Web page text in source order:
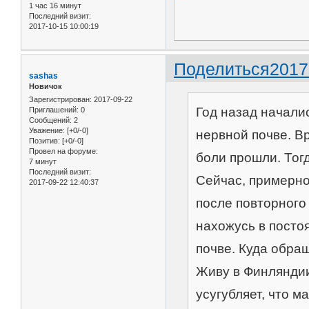
1 час 16 минут
Последний визит:
2017-10-15 10:00:19
Поделиться
sashas
Новичок
Зарегистрирован: 2017-09-22
Приглашений: 0
Сообщений: 2
Уважение: [+0/-0]
Позитив: [+0/-0]
Провел на форуме:
7 минут
Последний визит:
2017-09-22 12:40:37
Год назад
нервной почве.
боли прошли.
Сейчас,
после
нахожусь в
почве. Куда
Живу в
усугубляет, что